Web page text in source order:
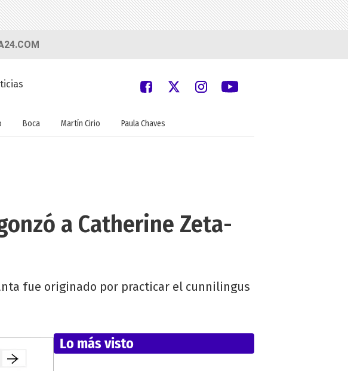
Boca Martín Cirio Paula Chaves
a Catherine Zeta-
fue originado por practicar el cunnilingus
Lo más visto